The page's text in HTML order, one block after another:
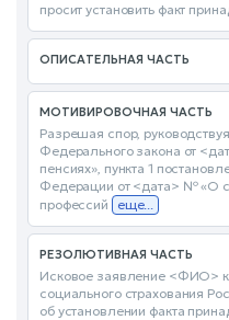
просит установить факт
ОПИСАТЕЛЬНАЯ ЧАСТЬ
МОТИВИРОВОЧНАЯ ЧАСТЬ
Разрешая спор,
Федерального закона от
пенсиях», пункта 1
Федерации от <дата> № «О
профессий
еще...
РЕЗОЛЮТИВНАЯ ЧАСТЬ
Исковое заявление <ФИО>
социального страхования
об установлении факта